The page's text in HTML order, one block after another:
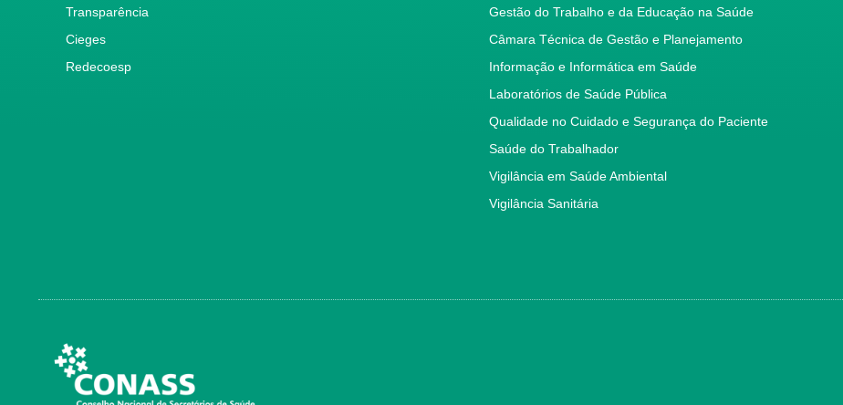
Transparência
Cieges
Redecoesp
Gestão do Trabalho e da Educação na Saúde
Câmara Técnica de Gestão e Planejamento
Informação e Informática em Saúde
Laboratórios de Saúde Pública
Qualidade no Cuidado e Segurança do Paciente
Saúde do Trabalhador
Vigilância em Saúde Ambiental
Vigilância Sanitária